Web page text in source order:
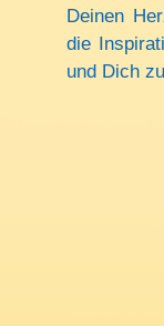
Deinen
die
und Dich